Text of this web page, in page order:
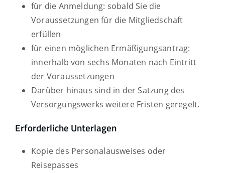
für die Anmeldung: sobald Sie die
Voraussetzungen für die Mitgliedschaft
erfüllen
für einen möglichen Ermäßigungsantrag:
innerhalb von sechs Monaten nach Eintritt
der Voraussetzungen
Darüber hinaus sind in der Satzung des
Versorgungswerks weitere Fristen geregelt.
Erforderliche Unterlagen
Kopie des Personalausweises oder
Reisepasses